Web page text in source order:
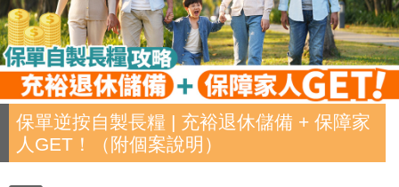
保單逆按自製長糧 | 充裕退休儲備 + 保障家
人GET！（附個案說明）